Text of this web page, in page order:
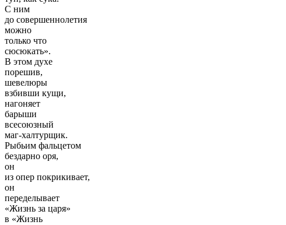
С ним
до совершеннолетия
можно
только что
сюсюкать».
В этом духе
порешив,
шевелюры
взбивши кущи,
нагоняет
барыши
всесоюзный
маг-халтурщик.
Рыбьим фальцетом
бездарно оря,
он
из опер покрикивает,
он
переделывает
«Жизнь за царя»
в «Жизнь